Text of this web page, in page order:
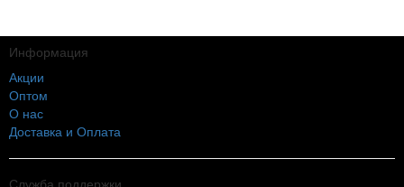
Информация
Акции
Оптом
О нас
Доставка и Оплата
Служба поддержки